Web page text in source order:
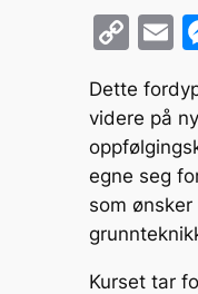
C
p
y
Li
n
k
E
l
Dette
videre på
egne seg
som
Kurset tar